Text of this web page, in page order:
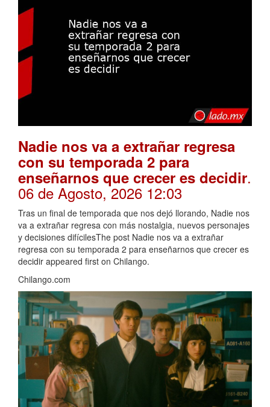
Nadie nos va a extrañar regresa
con su temporada 2 para
enseñarnos que crecer es decidir.
06 de Agosto, 2026 12:03
Tras un final de temporada que nos dejó llorando, Nadie nos
va a extrañar regresa con más nostalgia, nuevos personajes
y decisiones difícilesThe post Nadie nos va a extrañar
regresa con su temporada 2 para enseñarnos que crecer es
decidir appeared first on Chilango.
Chilango.com